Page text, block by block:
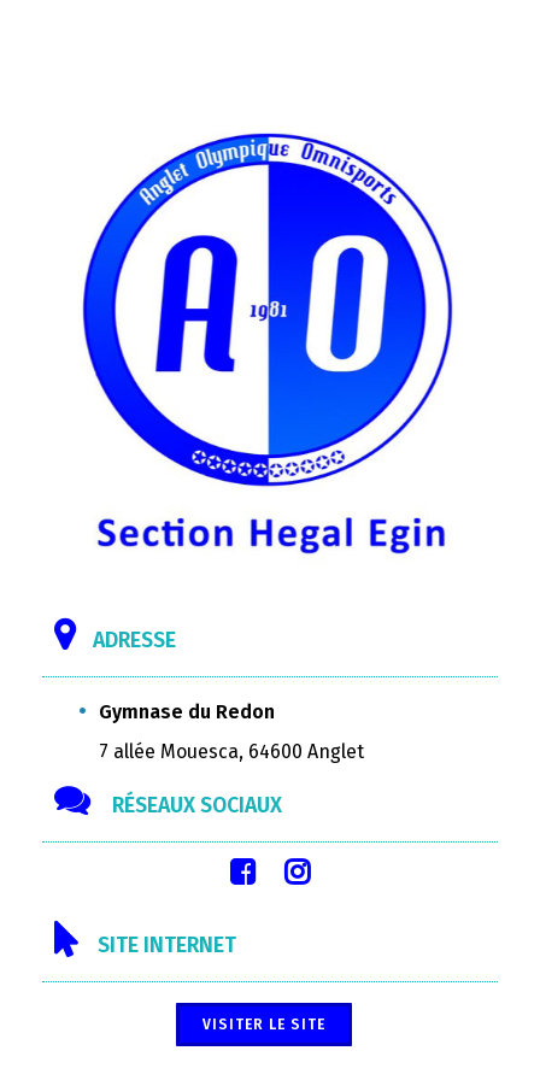
ADRESSE
Gymnase du Redon
7 allée Mouesca, 64600 Anglet
RÉSEAUX SOCIAUX
SITE INTERNET
VISITER LE SITE